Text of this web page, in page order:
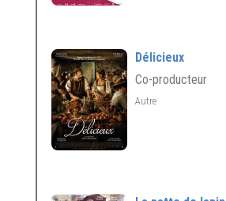
Délicieux
Co-producteur
Autre